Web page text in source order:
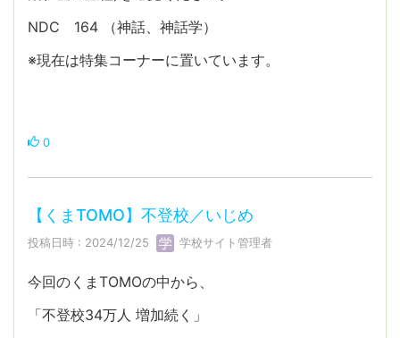
NDC 164 （神話、神話学）
※現在は特集コーナーに置いています。
0
【くまTOMO】不登校／いじめ
投稿日時 : 2024/12/25 学校サイト管理者
今回のくまTOMOの中から、
「不登校34万人 増加続く」